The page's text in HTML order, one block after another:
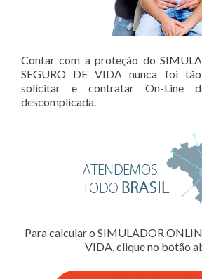
Contar com a proteção do
SEGURO DE VIDA nunca foi
solicitar e contratar On-Line
descomplicada.
Para calcular o SIMULADOR
VIDA, clique no botão